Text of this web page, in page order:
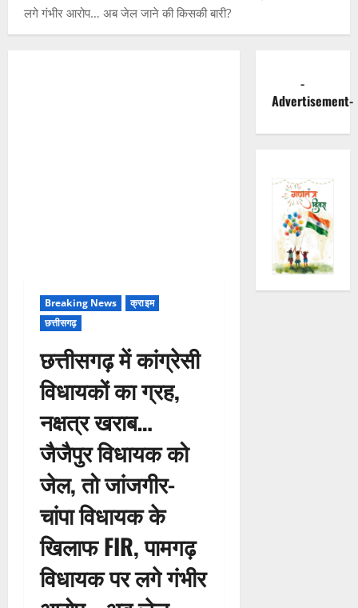
लगे गंभीर आरोप… अब जेल जाने की किसकी बारी?
Breaking News
क्राइम
छत्तीसगढ़
छत्तीसगढ़ में कांग्रेसी
विधायकों का ग्रह,
नक्षत्र खराब…
जैजैपुर विधायक को
जेल, तो जांजगीर-
चांपा विधायक के
खिलाफ FIR, पामगढ़
विधायक पर लगे गंभीर
-
Advertisement-